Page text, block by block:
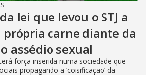
lei que levou o STJ a
própria carne diante da
assédio sexual
força inserida numa sociedade que
propagando a ‘coisificação’ da